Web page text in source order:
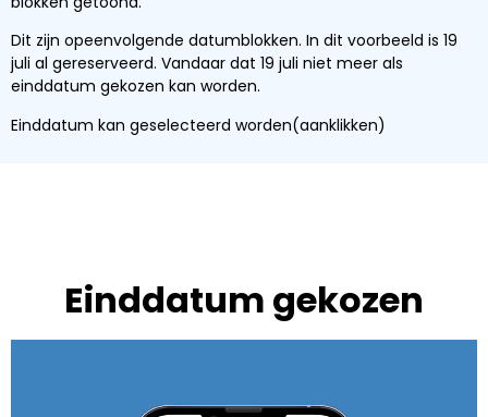
Dit zijn opeenvolgende datumblokken. In dit voorbeeld is 19
juli al gereserveerd. Vandaar dat 19 juli niet meer als
einddatum gekozen kan worden.
Einddatum kan geselecteerd worden(aanklikken)
Einddatum gekozen